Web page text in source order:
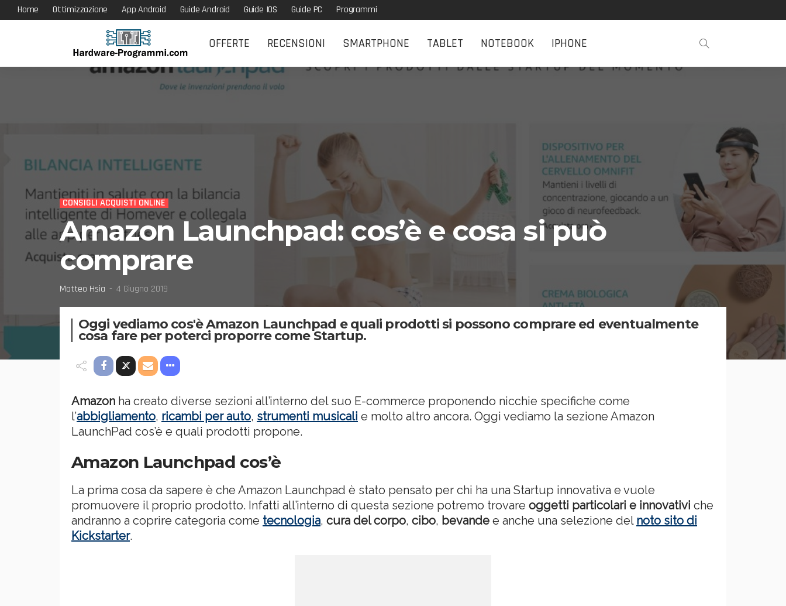
Home Ottimizzazione App Android Guide Android Guide IOS Guide PC Programmi
OFFERTE RECENSIONI SMARTPHONE TABLET NOTEBOOK IPHONE
CONSIGLI ACQUISTI ONLINE
Amazon Launchpad: cos’è e cosa si può
comprare
Matteo Hsia 4 Giugno 2019
Oggi vediamo cos'è Amazon Launchpad e quali prodotti si possono comprare ed eventualmente
cosa fare per poterci proporre come Startup.
Amazon ha creato diverse sezioni all’interno del suo E-commerce proponendo nicchie specifiche come
l’abbigliamento, ricambi per auto, strumenti musicali e molto altro ancora. Oggi vediamo la sezione Amazon
LaunchPad cos’è e quali prodotti propone.
Amazon Launchpad cos’è
La prima cosa da sapere è che Amazon Launchpad è stato pensato per chi ha una Startup innovativa e vuole
promuovere il proprio prodotto. Infatti all’interno di questa sezione potremo trovare oggetti particolari e innovativi che
andranno a coprire categoria come tecnologia, cura del corpo, cibo, bevande e anche una selezione del noto sito di
Kickstarter.